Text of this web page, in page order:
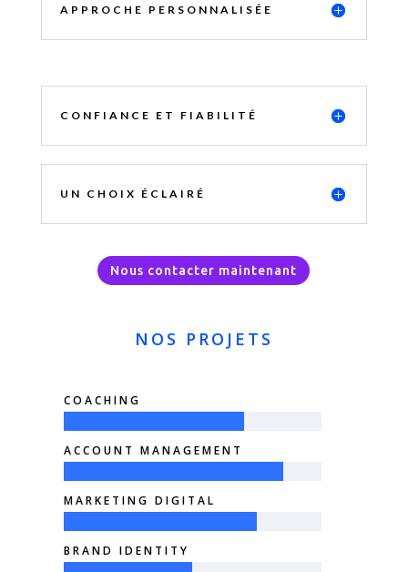
APPROCHE PERSONNALISÉE
CONFIANCE ET FIABILITÉ
UN CHOIX ÉCLAIRÉ
Nous contacter maintenant
NOS PROJETS
COACHING
ACCOUNT MANAGEMENT
MARKETING DIGITAL
BRAND IDENTITY